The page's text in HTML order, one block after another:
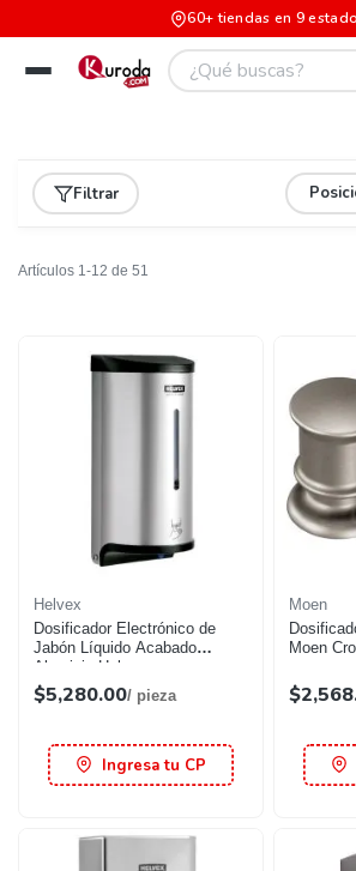
60+ tiendas en 9
Filtrar
Artículos 1-12 de 51
Helvex
Dosificador Electrónico de
Jabón Líquido Acabado
Aluminio Helvex
$5,280.00/ pieza
Ingresa tu CP
Moen
Moen